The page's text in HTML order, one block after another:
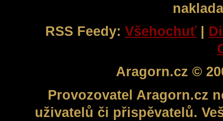
RSS Feedy: Všehochuť |
Aragorn.cz ©
Provozovatel Aragorn.cz
uživatelů či přispěvatelů.